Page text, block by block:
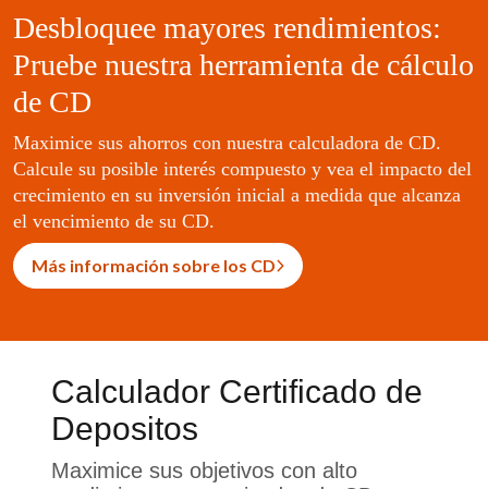
Desbloquee mayores rendimientos:
Pruebe nuestra herramienta de cálculo
de CD
Maximice sus ahorros con nuestra calculadora de CD.
Calcule su posible interés compuesto y vea el impacto del
crecimiento en su inversión inicial a medida que alcanza
el vencimiento de su CD.
Más información sobre los CD
Calculador Certificado de
Depositos
Maximice sus objetivos con alto